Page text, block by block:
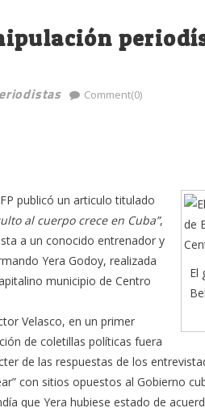
Comment(0)
El
publicó un articulo titulado
al cuerpo crece en Cuba”,
a un conocido entrenador y
Yera Godoy, realizada
municipio de Centro
Velasco, en un primer
de coletillas políticas fuera
de las respuestas de los
con sitios opuestos al Gobierno
que Yera hubiese estado de